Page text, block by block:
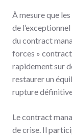
À mesure que
de
du contract
forces »
rapidement sur
restaurer un
rupture
Le contract
de crise. Il